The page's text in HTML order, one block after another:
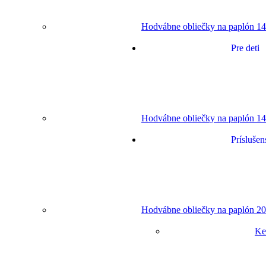
Pre deti
Hodvábne obliečky na paplón
Hodvábne obliečky na paplón
Hodvábne obliečky na paplón